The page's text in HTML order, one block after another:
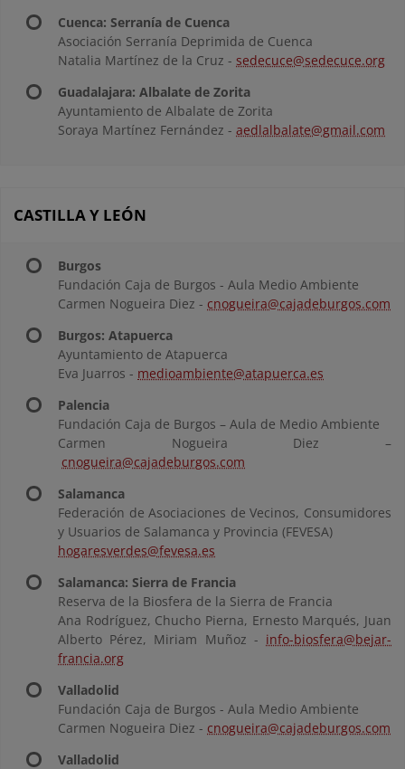
Cuenca: Serranía de Cuenca
Asociación Serranía Deprimida de Cuenca
Natalia Martínez de la Cruz - sedecuce@sedecuce.org
Guadalajara: Albalate de Zorita
Ayuntamiento de Albalate de Zorita
Soraya Martínez Fernández - aedlalbalate@gmail.com
CASTILLA Y LEÓN
Burgos
Fundación Caja de Burgos - Aula Medio Ambiente
Carmen Nogueira Diez - cnogueira@cajadeburgos.com
Burgos: Atapuerca
Ayuntamiento de Atapuerca
Eva Juarros - medioambiente@atapuerca.es
Palencia
Fundación Caja de Burgos – Aula de Medio Ambiente
Carmen Nogueira Diez –
cnogueira@cajadeburgos.com
Salamanca
Federación de Asociaciones de Vecinos, Consumidores
y Usuarios de Salamanca y Provincia (FEVESA)
hogaresverdes@fevesa.es
Salamanca: Sierra de Francia
Reserva de la Biosfera de la Sierra de Francia
Ana Rodríguez, Chucho Pierna, Ernesto Marqués, Juan
Alberto Pérez, Miriam Muñoz - info-biosfera@bejar-
francia.org
Valladolid
Fundación Caja de Burgos - Aula Medio Ambiente
Carmen Nogueira Diez - cnogueira@cajadeburgos.com
Valladolid